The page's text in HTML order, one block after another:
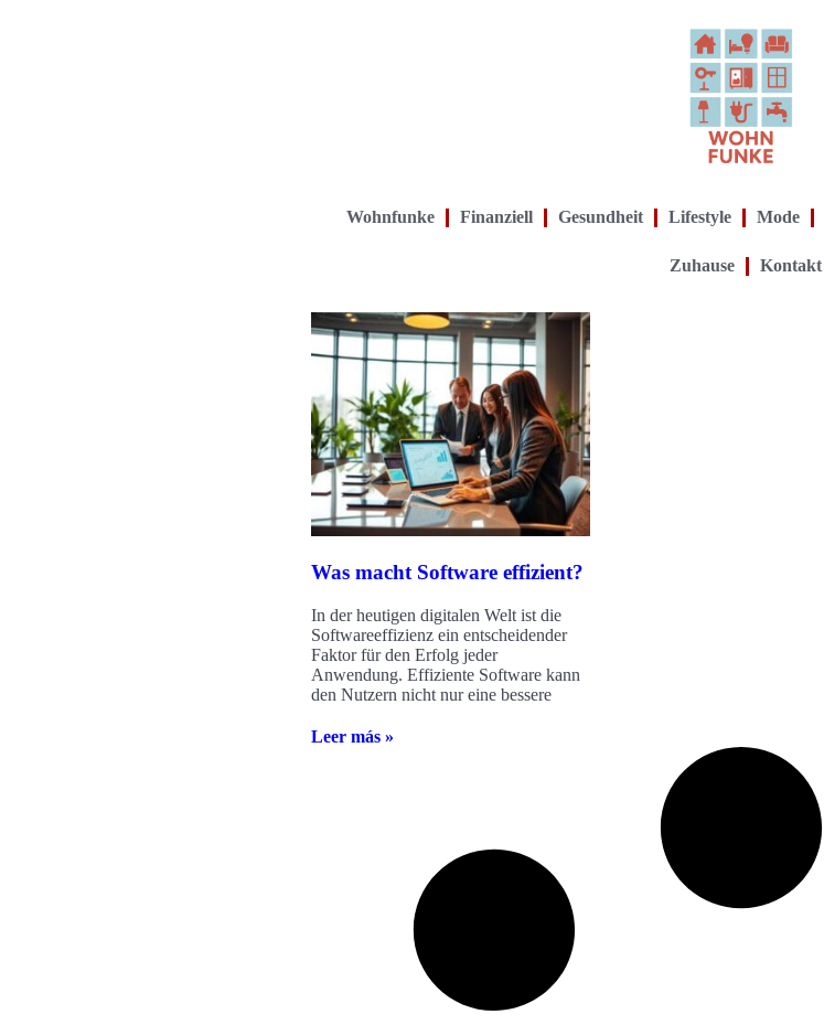
Wohnfunke Finanziell Gesundheit Lifestyle Mode
Zuhause Kontakt
Was macht Software effizient?
In der heutigen digitalen Welt ist die
Softwareeffizienz ein entscheidender
Faktor für den Erfolg jeder
Anwendung. Effiziente Software kann
den Nutzern nicht nur eine bessere
Leer más »